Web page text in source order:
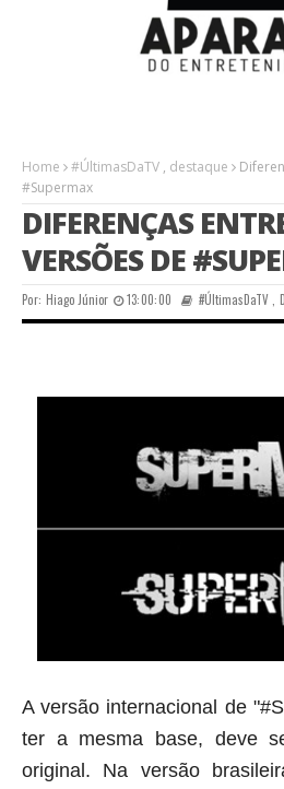
Home #ÚltimasDaTV , destaque
#Supermax
DIFERENÇAS
VERSÕES DE
Por: Hiago Júnior 13:00:00 #ÚltimasDaTV ,
A versão internacional de
ter a mesma base, deve
original. Na versão